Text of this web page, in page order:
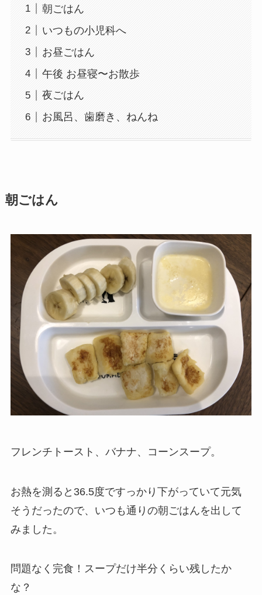
朝ごはん
いつもの小児科へ
お昼ごはん
午後 お昼寝〜お散歩
夜ごはん
お風呂、歯磨き、ねんね
朝ごはん
フレンチトースト、バナナ、コーンスープ。
お熱を測ると36.5度ですっかり下がっていて元気
そうだったので、いつも通りの朝ごはんを出して
みました。
問題なく完食！スープだけ半分くらい残したか
な？